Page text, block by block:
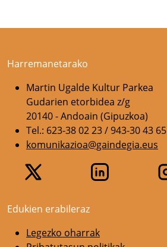
Harremanetarako
Martin Ugalde Kultur Parkea
Gudarien etorbidea z/g
20140 - Andoain (Gipuzkoa)
Tel.: 623-38 02 23 / 943-30 43 65
komunikazioa@gaindegia.eus
Edukien erabileraz
Legezko oharrak